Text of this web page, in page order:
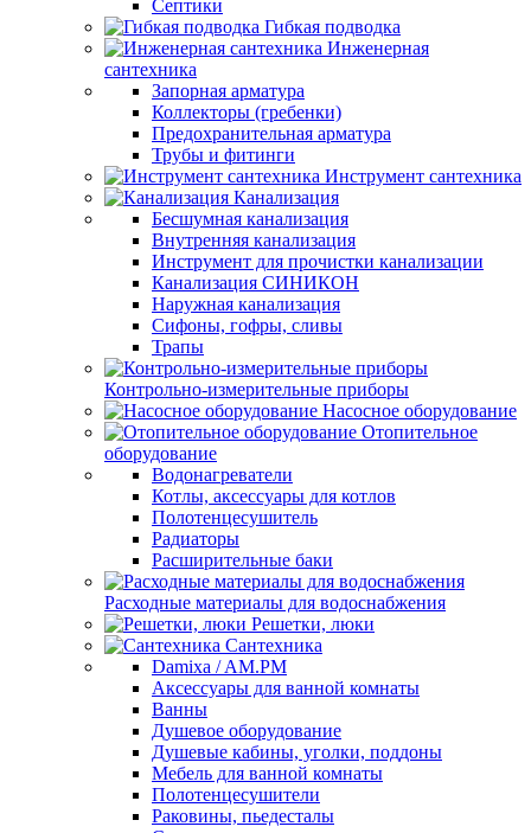
Септики
Гибкая подводка
Инженерная
сантехника
Запорная арматура
Коллекторы (гребенки)
Предохранительная арматура
Трубы и фитинги
Инструмент сантехника
Канализация
Бесшумная канализация
Внутренняя канализация
Инструмент для прочистки канализации
Канализация СИНИКОН
Наружная канализация
Сифоны, гофры, сливы
Трапы
Контрольно-измерительные приборы
Насосное оборудование
Отопительное
оборудование
Водонагреватели
Котлы, аксессуары для котлов
Полотенцесушитель
Радиаторы
Расширительные баки
Расходные материалы для водоснабжения
Решетки, люки
Сантехника
Damixa / AM.PM
Аксессуары для ванной комнаты
Ванны
Душевое оборудование
Душевые кабины, уголки, поддоны
Мебель для ванной комнаты
Полотенцесушители
Раковины, пьедесталы